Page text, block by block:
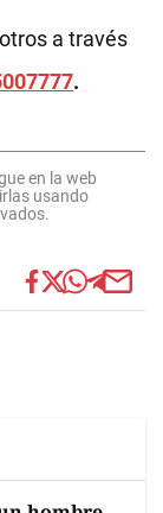
a través
.
en la web
usando